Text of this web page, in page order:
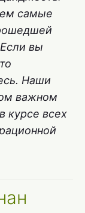
самые
вы
Наши
важном
курсе всех